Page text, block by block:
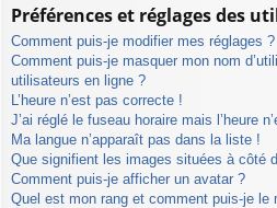
Préférences et réglages des
Comment puis-je modifier mes réglages ?
Comment puis-je masquer mon nom
utilisateurs en ligne ?
L’heure n’est pas correcte !
J’ai réglé le fuseau horaire mais l’heure
Ma langue n’apparaît pas dans la liste !
Que signifient les images situées à côté
Comment puis-je afficher un avatar ?
Quel est mon rang et comment puis-je le